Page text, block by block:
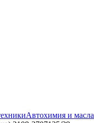
Автохимия и масла